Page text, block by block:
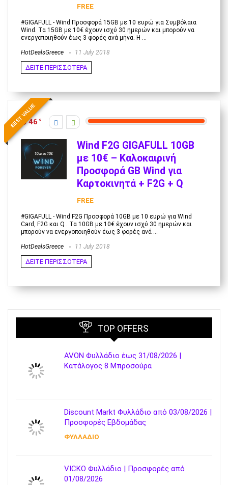
FREE
#GIGAFULL - Wind Προσφορά 15GB με 10 ευρώ για Συμβόλαια
Wind. Τα 15GB με 10€ έχουν ισχύ 30 ημερών και μπορούν να
ενεργοποιηθούν έως 3 φορές ανά μήνα. Η ...
HotDealsGreece 11 July 2018
ΔΕΙΤΕ ΠΕΡΙΣΣΟΤΕΡΑ
BEST VALUE
46
Wind F2G GIGAFULL 10GB
με 10€ – Καλοκαιρινή
Προσφορά GB Wind για
Καρτοκινητά + F2G + Q
FREE
#GIGAFULL - Wind F2G Προσφορά 10GB με 10 ευρώ για Wind
Card, F2G και Q . Τα 10GB με 10€ έχουν ισχύ 30 ημερών και
μπορούν να ενεργοποιηθούν έως 3 φορές ανά ...
HotDealsGreece 11 July 2018
ΔΕΙΤΕ ΠΕΡΙΣΣΟΤΕΡΑ
TOP OFFERS
AVON Φυλλάδιο έως 31/08/2026 |
Κατάλογος 8 Μπροσούρα
Discount Markt Φυλλάδιο από 03/08/2026 |
Προσφορές Εβδομάδας
ΦΥΛΛΑΔΙΟ
VICKO Φυλλάδιο | Προσφορές από
01/08/2026